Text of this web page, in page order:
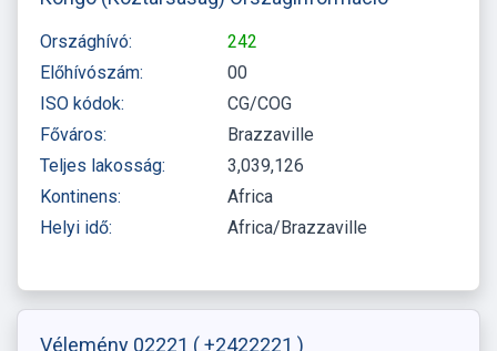
Országhívó:
242
Előhívószám:
00
ISO kódok:
CG/COG
Főváros:
Brazzaville
Teljes lakosság:
3,039,126
Kontinens:
Africa
Helyi idő:
Africa/Brazzaville
Vélemény 02221 ( +2422221 )